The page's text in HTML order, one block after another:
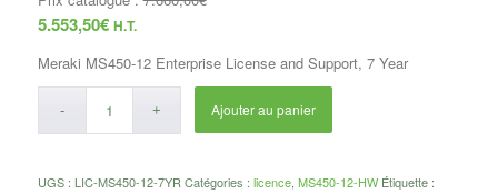
5.553,50€ H.T.
Meraki MS450-12 Enterprise License and Support, 7 Year
Ajouter au panier
UGS : LIC-MS450-12-7YR Catégories : licence, MS450-12-HW Étiquette :